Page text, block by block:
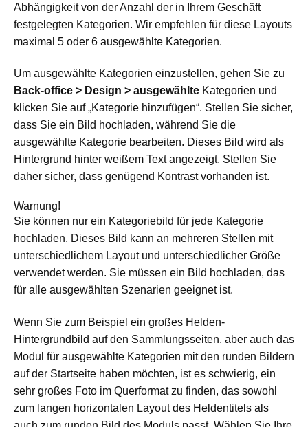
Abhängigkeit von der Anzahl der in Ihrem Geschäft
festgelegten Kategorien. Wir empfehlen für diese Layouts
maximal 5 oder 6 ausgewählte Kategorien.
Um ausgewählte Kategorien einzustellen, gehen Sie zu
Back-office > Design > ausgewählte Kategorien und
klicken Sie auf „Kategorie hinzufügen“. Stellen Sie sicher,
dass Sie ein Bild hochladen, während Sie die
ausgewählte Kategorie bearbeiten. Dieses Bild wird als
Hintergrund hinter weißem Text angezeigt. Stellen Sie
daher sicher, dass genügend Kontrast vorhanden ist.
Warnung!
Sie können nur ein Kategoriebild für jede Kategorie
hochladen. Dieses Bild kann an mehreren Stellen mit
unterschiedlichem Layout und unterschiedlicher Größe
verwendet werden. Sie müssen ein Bild hochladen, das
für alle ausgewählten Szenarien geeignet ist.
Wenn Sie zum Beispiel ein großes Helden-
Hintergrundbild auf den Sammlungsseiten, aber auch das
Modul für ausgewählte Kategorien mit den runden Bildern
auf der Startseite haben möchten, ist es schwierig, ein
sehr großes Foto im Querformat zu finden, das sowohl
zum langen horizontalen Layout des Heldentitels als